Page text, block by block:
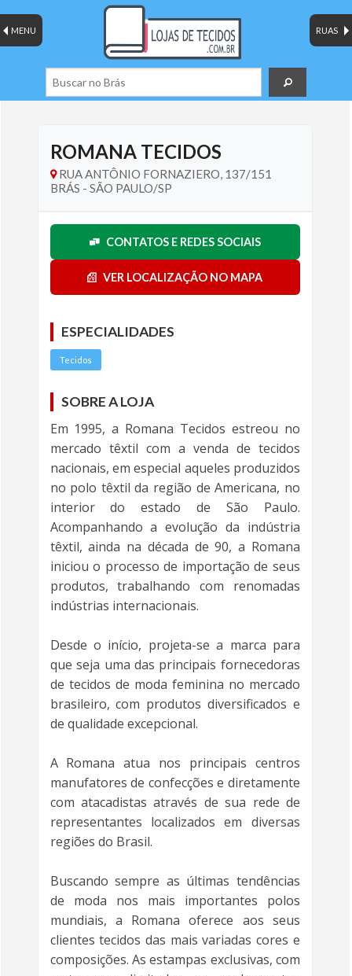
RUAS
MENU
ROMANA TECIDOS
RUA ANTÔNIO FORNAZIERO, 137/151
BRÁS - SÃO PAULO/SP
CONTATOS E REDES SOCIAIS
VER LOCALIZAÇÃO NO MAPA
ESPECIALIDADES
Tecidos
SOBRE A LOJA
Em 1995, a Romana Tecidos estreou no
mercado têxtil com a venda de tecidos
nacionais, em especial aqueles produzidos
no polo têxtil da região de Americana, no
interior do estado de São Paulo.
Acompanhando a evolução da indústria
têxtil, ainda na década de 90, a Romana
iniciou o processo de importação de seus
produtos, trabalhando com renomadas
indústrias internacionais.
Desde o início, projeta-se a marca para
que seja uma das principais fornecedoras
de tecidos de moda feminina no mercado
brasileiro, com produtos diversificados e
de qualidade excepcional.
A Romana atua nos principais centros
manufatores de confecções e diretamente
com atacadistas através de sua rede de
representantes localizados em diversas
regiões do Brasil.
Buscando sempre as últimas tendências
de moda nos mais importantes polos
mundiais, a Romana oferece aos seus
clientes tecidos das mais variadas cores e
composições. As estampas exclusivas, com